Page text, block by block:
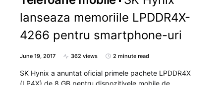
lanseaza memoriile LPDDR4X-
4266 pentru smartphone-uri
June 19, 2017 362 views 2 minute read
SK Hynix a anuntat oficial primele pachete LPDDR4X